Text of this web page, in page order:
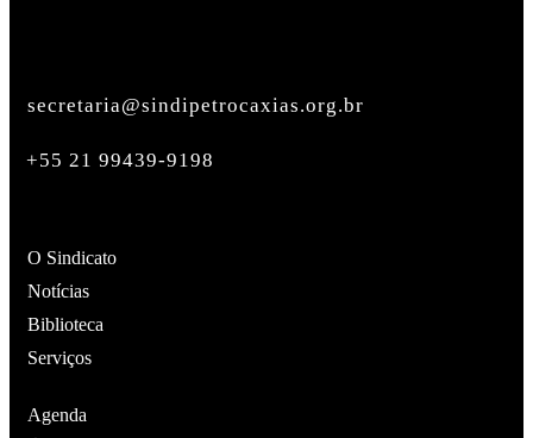
secretaria@sindipetrocaxias.org.br
+55 21 99439-9198
O Sindicato
Notícias
Biblioteca
Serviços
Agenda